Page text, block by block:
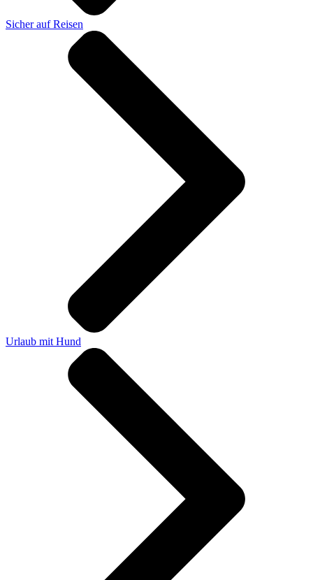
Sicher auf Reisen
Urlaub mit Hund